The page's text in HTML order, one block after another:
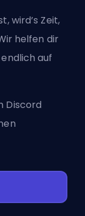
wird’s Zeit,
helfen dir
auf
Discord